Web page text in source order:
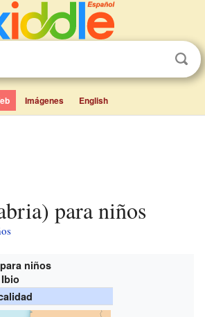
Imágenes English
para niños
niños
Ibio